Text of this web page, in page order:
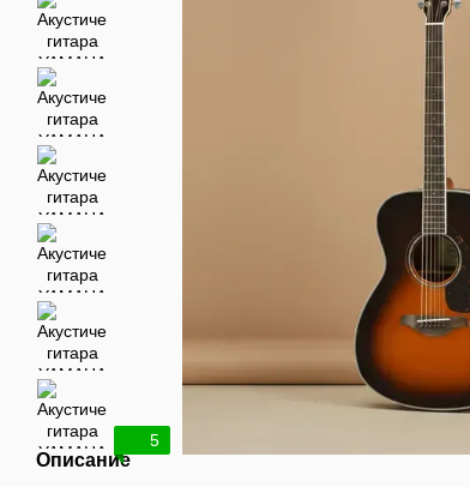
5
Описание